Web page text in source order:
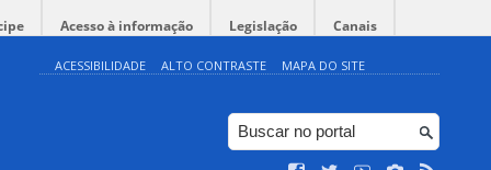
Acesso à informação Legislação Canais
ACESSIBILIDADE ALTO CONTRASTE MAPA DO SITE